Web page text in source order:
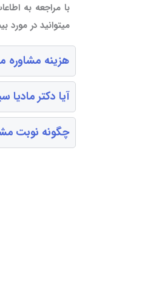
با مراجعه به
میتوانید در
هزینه مشاوره
آیا دکتر
چگونه نوبت